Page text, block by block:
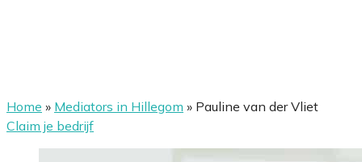
Home » Mediators in Hillegom » Pauline van der Vliet
Claim je bedrijf